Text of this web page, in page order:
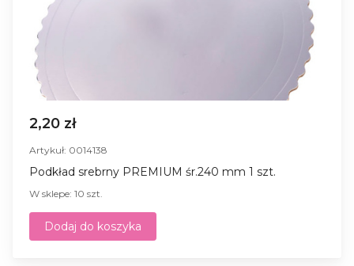
2,20 zł
Artykuł: 0014138
Podkład srebrny PREMIUM śr.240 mm 1 szt.
W sklepe: 10 szt.
Dodaj do koszyka